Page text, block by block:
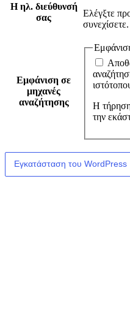
Η ηλ. διεύθυνσή
σας
Ελέγξτε
συνεχίσετε.
Εμφάνιση σε
μηχανές
αναζήτησης
Η
την